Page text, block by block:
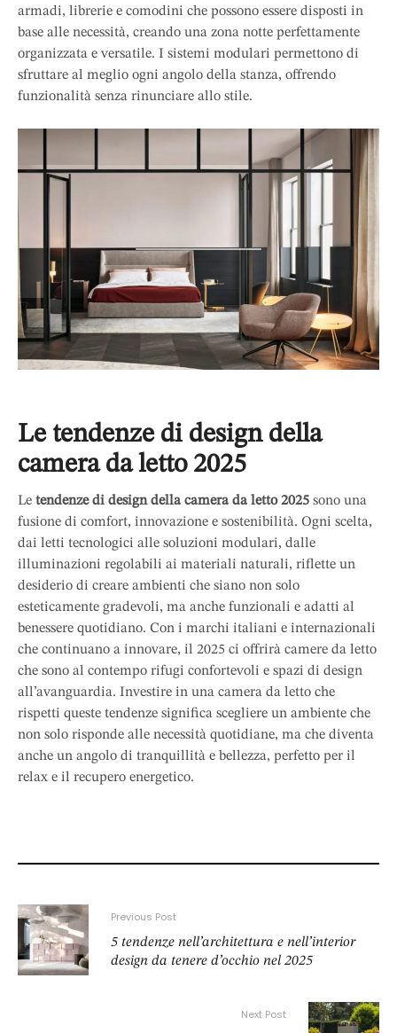
armadi, librerie e comodini che possono essere disposti in
base alle necessità, creando una zona notte perfettamente
organizzata e versatile. I sistemi modulari permettono di
sfruttare al meglio ogni angolo della stanza, offrendo
funzionalità senza rinunciare allo stile.
Le tendenze di design della
camera da letto 2025
Le tendenze di design della camera da letto 2025 sono una
fusione di comfort, innovazione e sostenibilità. Ogni scelta,
dai letti tecnologici alle soluzioni modulari, dalle
illuminazioni regolabili ai materiali naturali, riflette un
desiderio di creare ambienti che siano non solo
esteticamente gradevoli, ma anche funzionali e adatti al
benessere quotidiano. Con i marchi italiani e internazionali
che continuano a innovare, il 2025 ci offrirà camere da letto
che sono al contempo rifugi confortevoli e spazi di design
all’avanguardia. Investire in una camera da letto che
rispetti queste tendenze significa scegliere un ambiente che
non solo risponde alle necessità quotidiane, ma che diventa
anche un angolo di tranquillità e bellezza, perfetto per il
relax e il recupero energetico.
Previous Post
5 tendenze nell’architettura e nell’interior
design da tenere d’occhio nel 2025
Next Post